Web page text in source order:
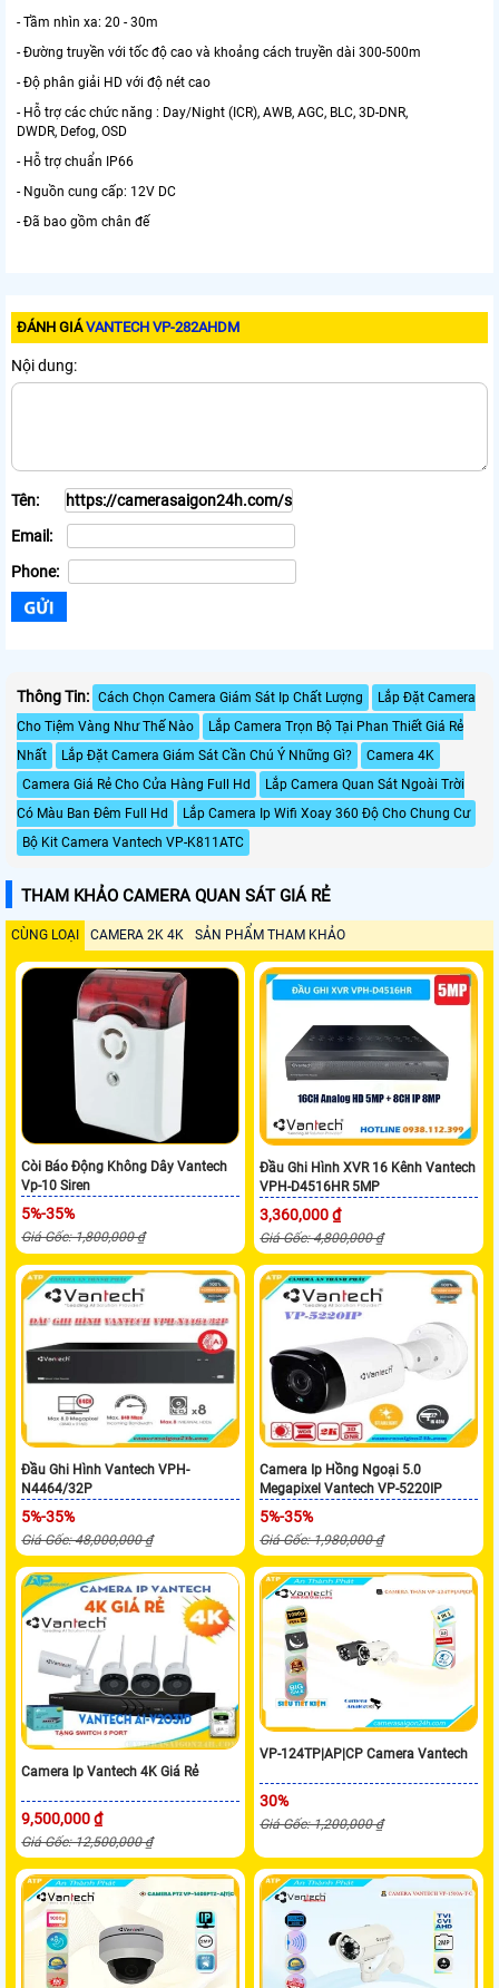
- Tầm nhìn xa: 20 - 30m
- Đường truyền với tốc độ cao và khoảng cách truyền dài 300-500m
- Độ phân giải HD với độ nét cao
- Hỗ trợ các chức năng : Day/Night (ICR), AWB, AGC, BLC, 3D-DNR,
DWDR, Defog, OSD
- Hỗ trợ chuẩn IP66
- Nguồn cung cấp: 12V DC
- Đã bao gồm chân đế
ĐÁNH GIÁVANTECH VP-282AHDM
Nội dung:
Tên:
Email:
Phone:
Thông Tin: Cách Chọn Camera Giám Sát Ip Chất Lượng
Lắp Đặt Camera
Cho Tiệm Vàng Như Thế Nào
Lắp Camera Trọn Bộ Tại Phan Thiết Giá Rẻ
Nhất
Lắp Đặt Camera Giám Sát Cần Chú Ý Những Gì?
Camera 4K
Camera Giá Rẻ Cho Cửa Hàng Full Hd
Lắp Camera Quan Sát Ngoài Trời
Có Màu Ban Đêm Full Hd
Lắp Camera Ip Wifi Xoay 360 Độ Cho Chung Cư
Bộ Kit Camera Vantech VP-K811ATC
THAM KHẢO CAMERA QUAN SÁT GIÁ RẺ
CÙNG LOẠI CAMERA 2K 4K SẢN PHẨM THAM KHẢO
Còi Báo Động Không Dây Vantech
Vp-10 Siren
5%-35%
Giá Gốc: 1,800,000 ₫
Đầu Ghi Hình XVR 16 Kênh Vantech
VPH-D4516HR 5MP
3,360,000 ₫
Giá Gốc: 4,800,000 ₫
Đầu Ghi Hình Vantech VPH-
N4464/32P
5%-35%
Giá Gốc: 48,000,000 ₫
Camera Ip Hồng Ngoại 5.0
Megapixel Vantech VP-5220IP
5%-35%
Giá Gốc: 1,980,000 ₫
Camera Ip Vantech 4K Giá Rẻ
9,500,000 ₫
Giá Gốc: 12,500,000 ₫
VP-124TP|AP|CP Camera Vantech
30%
Giá Gốc: 1,200,000 ₫